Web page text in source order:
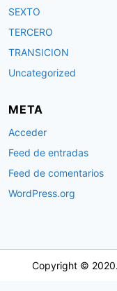
SEXTO
TERCERO
TRANSICION
Uncategorized
META
Acceder
Feed de entradas
Feed de comentarios
WordPress.org
Copyright ©